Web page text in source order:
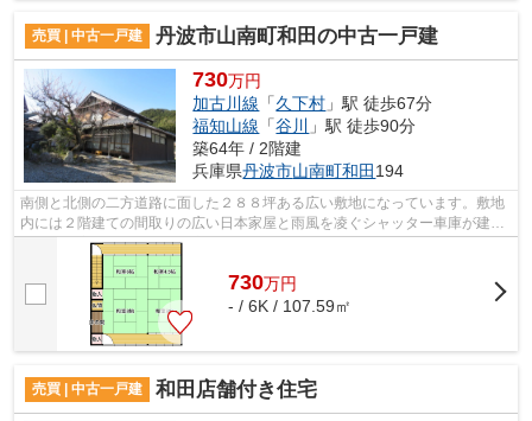
売買 | 中古一戸建 丹波市山南町和田の中古一戸建
730万円
加古川線 「久下村 」駅 徒歩67分
福知山線 「谷川
」駅 徒歩90分
築64年 / 2階建
兵庫県丹波市山南町和田 194
南側と北側の二方道路に面した２８８坪ある広い敷地になっています。敷地
内には２階建ての間取りの広い日本家屋と雨風を凌ぐシャッター車庫が建っ
ており、家屋の外周辺には庭があり、...
730万円
- / 6K / 107.59㎡
売買 | 中古一戸建 和田店舗付き住宅